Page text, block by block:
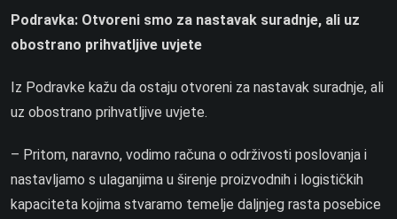
Podravka: Otvoreni smo za nastavak suradnje, ali uz
obostrano prihvatljive uvjete
Iz Podravke kažu da ostaju otvoreni za nastavak suradnje, ali
uz obostrano prihvatljive uvjete.
– Pritom, naravno, vodimo računa o održivosti poslovanja i
nastavljamo s ulaganjima u širenje proizvodnih i logističkih
kapaciteta kojima stvaramo temelje daljnjeg rasta posebice